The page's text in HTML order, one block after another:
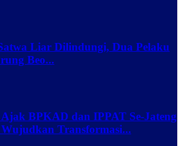
Liar Dilindungi, Dua Pelaku
Beo...
BPKAD dan IPPAT Se-Jateng
Transformasi...